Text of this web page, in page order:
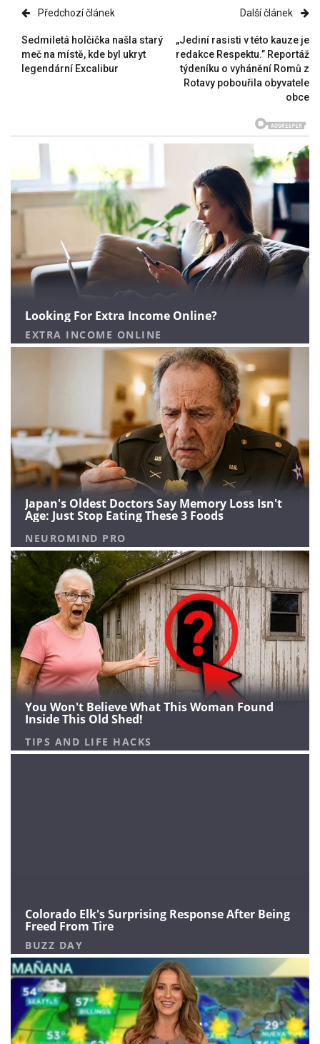
Předchozí článek
Sedmiletá holčička našla starý
meč na místě, kde byl ukryt
legendární Excalibur
Další článek
„Jediní rasisti v této kauze je
redakce Respektu.” Reportáž
týdeníku o vyhánění Romů z
Rotavy pobouřila obyvatele
obce